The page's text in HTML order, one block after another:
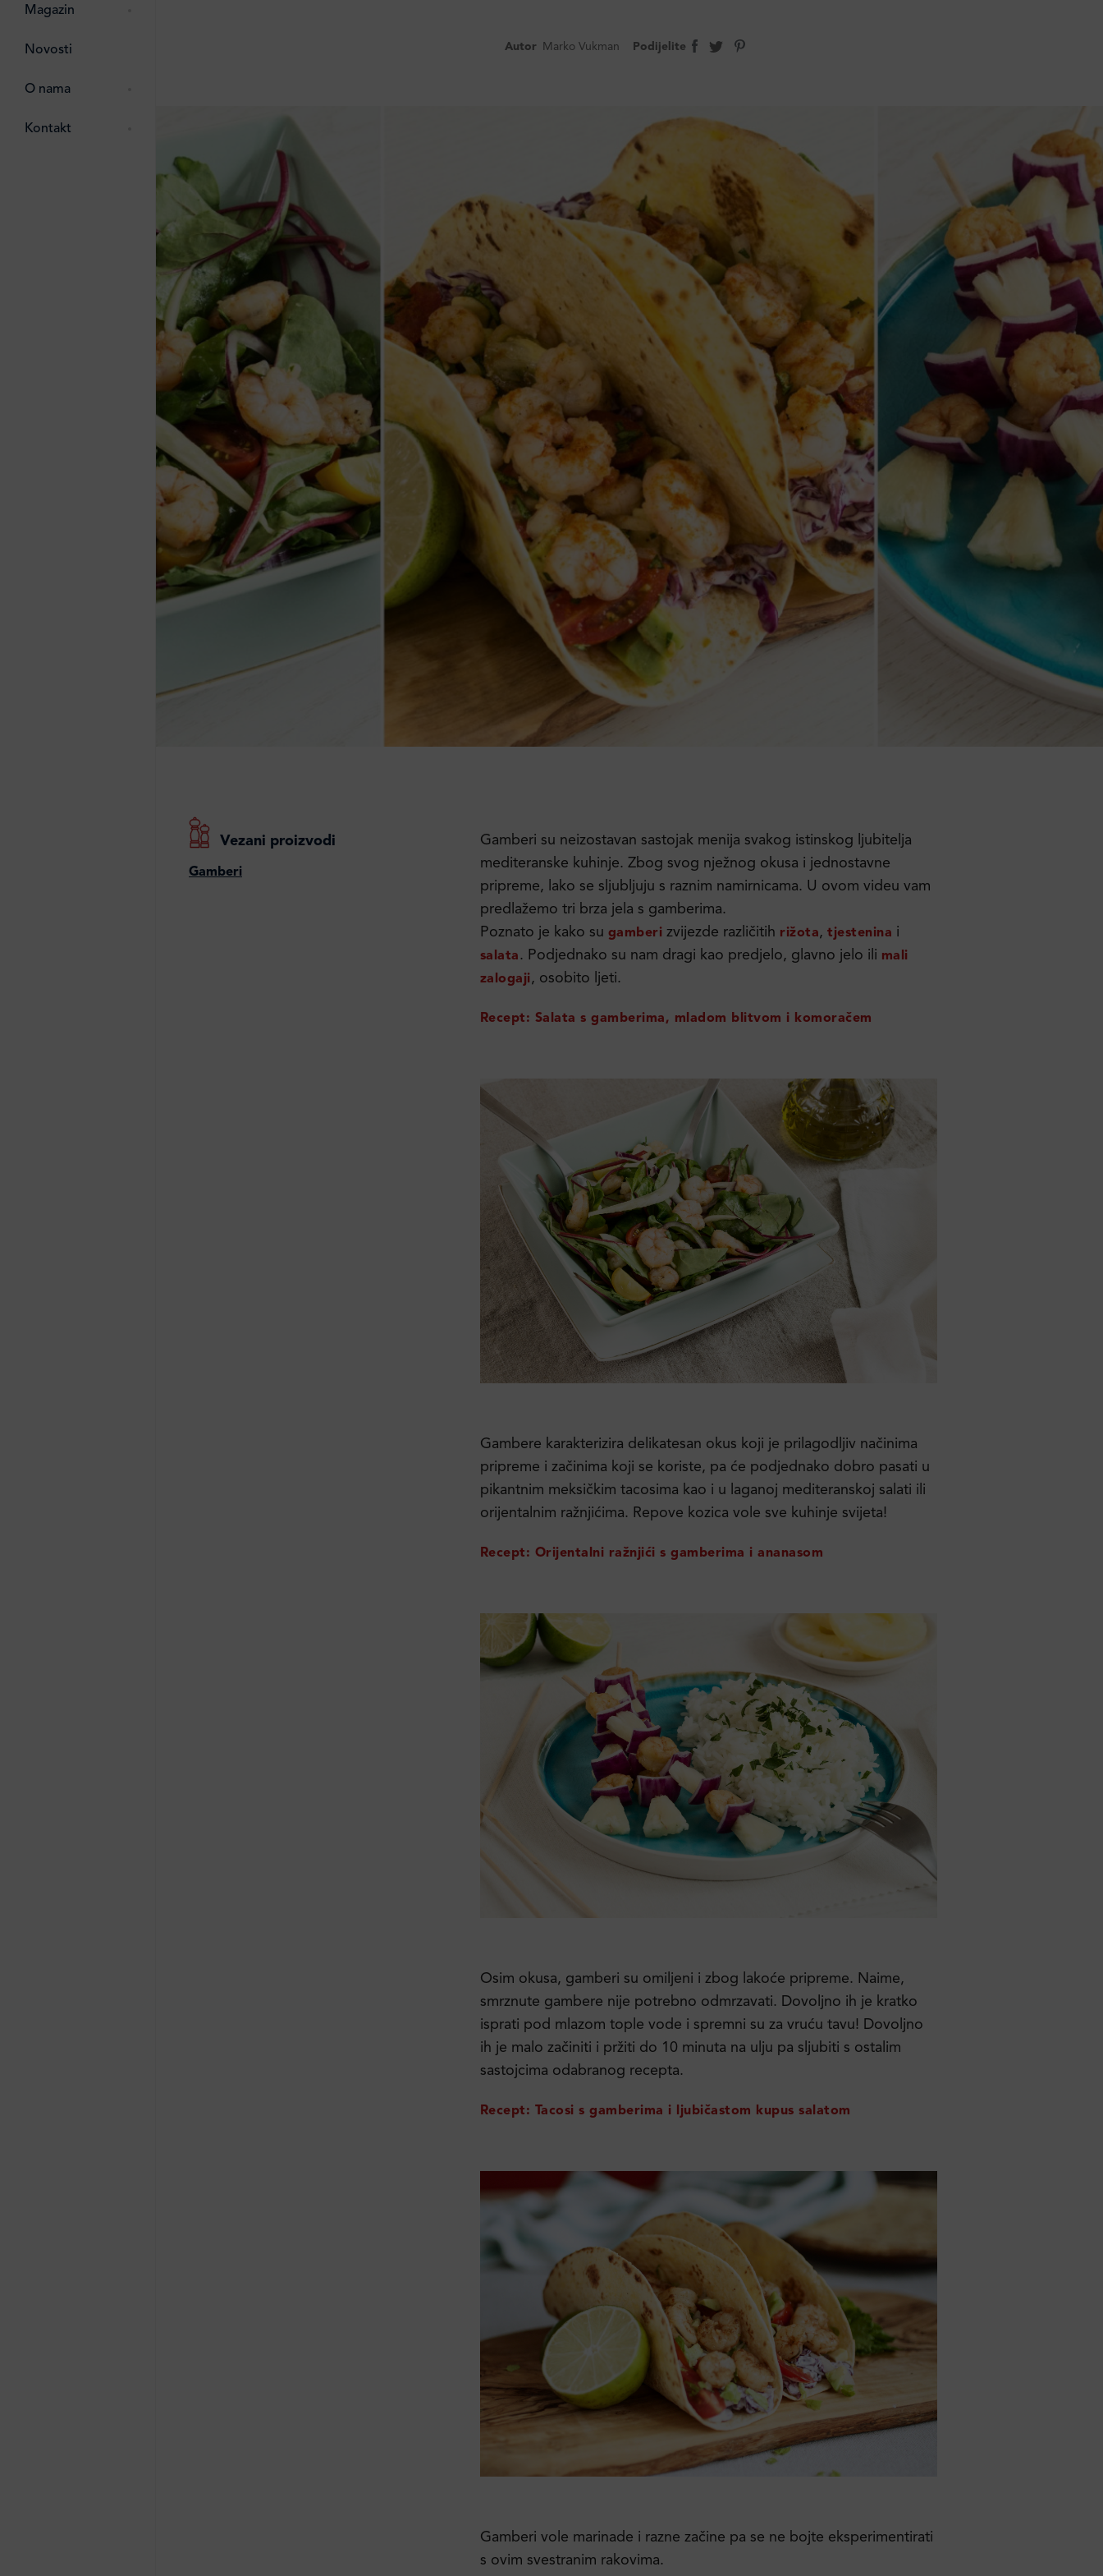
Magazin
Novosti
O nama
ostalo
Kontakt
Autor Marko Vukman Podijelite
Vezani proizvodi
Gamberi
Gamberi su neizostavan sastojak menija svakog istinskog ljubitelja
mediteranske kuhinje. Zbog svog nježnog okusa i jednostavne
pripreme, lako se sljubljuju s raznim namirnicama. U ovom videu vam
predlažemo tri brza jela s gamberima.
Poznato je kako su gamberi zvijezde različitih rižota,tjestenina i
salata. Podjednako su nam dragi kao predjelo, glavno jelo ili mali
zalogaji , osobito ljeti.
Recept: Salata s gamberima, mladom blitvom i komoračem
Gambere karakterizira delikatesan okus koji je prilagodljiv načinima
pripreme i začinima koji se koriste, pa će podjednako dobro pasati u
pikantnim meksičkim tacosima kao i u laganoj mediteranskoj salati ili
orijentalnim ražnjićima. Repove kozica vole sve kuhinje svijeta!
Recept: Orijentalni ražnjići s gamberima i ananasom
Osim okusa, gamberi su omiljeni i zbog lakoće pripreme. Naime,
smrznute gambere nije potrebno odmrzavati. Dovoljno ih je kratko
isprati pod mlazom tople vode i spremni su za vruću tavu! Dovoljno
ih je malo začiniti i pržiti do 10 minuta na ulju pa sljubiti s ostalim
sastojcima odabranog recepta.
Recept: Tacosi s gamberima i ljubičastom kupus salatom
Gamberi vole marinade i razne začine pa se ne bojte eksperimentirati
s ovim svestranim rakovima.